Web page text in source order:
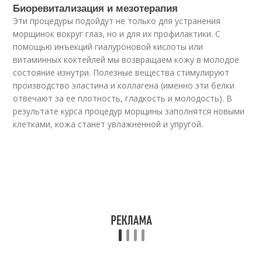
Биоревитализация и мезотерапия
Эти процедуры подойдут не только для устранения
морщинок вокруг глаз, но и для их профилактики. С
помощью инъекций гиалуроновой кислоты или
витаминных коктейлей мы возвращаем кожу в молодое
состояние изнутри. Полезные вещества стимулируют
производство эластина и коллагена (именно эти белки
отвечают за ее плотность, гладкость и молодость). В
результате курса процедур морщины заполнятся новыми
клетками, кожа станет увлажненной и упругой.